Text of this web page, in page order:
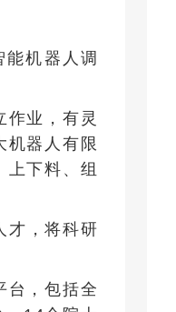
机器人调
作业，有灵
机器人有限
上下料、组
才，将科研
台，包括全